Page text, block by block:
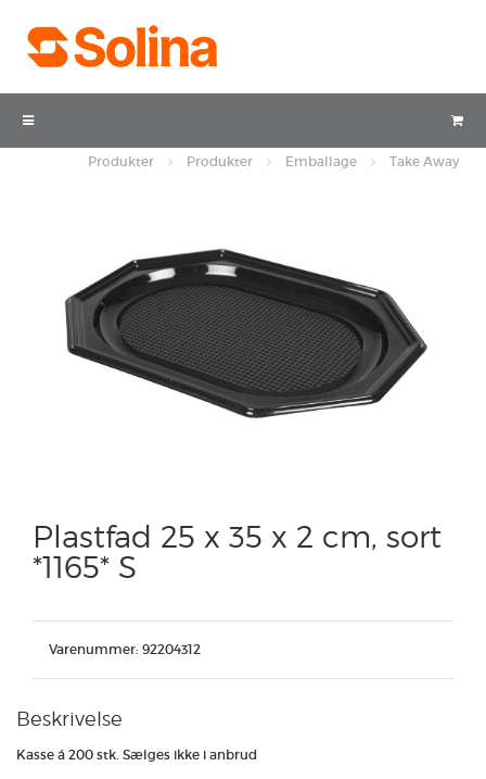
Produkter Produkter Emballage Take Away
Plastfad 25 x 35 x 2 cm, sort
*1165* S
Varenummer: 92204312
Beskrivelse
Kasse á 200 stk. Sælges ikke i anbrud